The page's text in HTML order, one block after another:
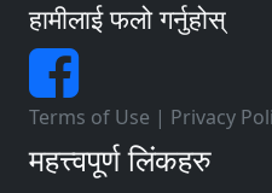
हामीलाई फलो गर्नुहोस्
Terms of Use | Privacy
महत्त्वपूर्ण लिंकहरु